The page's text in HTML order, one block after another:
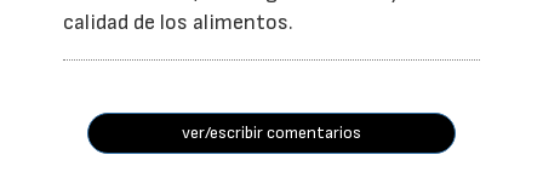
calidad de los alimentos.
ver/escribir comentarios